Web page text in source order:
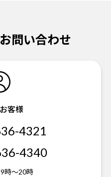
問い合わせ
客様
4321
4340
9時～20時